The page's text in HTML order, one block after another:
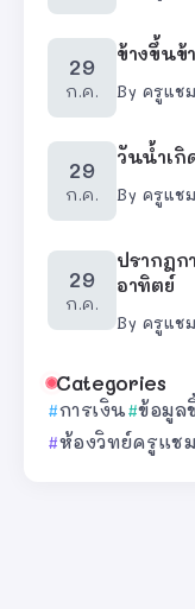
29
ก.ค.
ข้างขึ้นข้
By ครูแช
29
ก.ค.
วันน้ำเกิ
By ครูแช
29
ก.ค.
ปรากฎก
อาทิตย์
By ครูแช
Categories
การเงิน ข้อมูล
ห้องวิทย์ครูแช